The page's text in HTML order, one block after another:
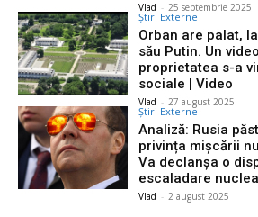
Vlad - 25 septembrie 2025
Știri Externe
Orban are palat,
său Putin. Un
proprietatea s-a
sociale | Video
Vlad - 27 august 2025
Știri Externe
Analiză: Rusia
privința mișcării
Va declanșa o
escaladare
Vlad - 2 august 2025